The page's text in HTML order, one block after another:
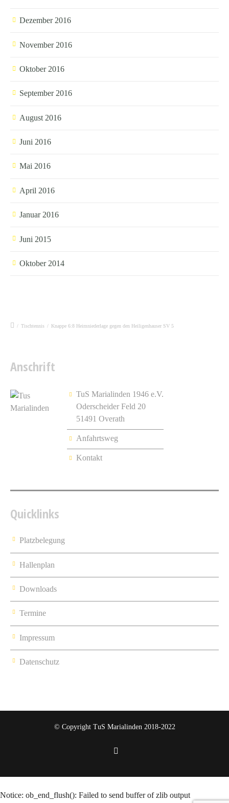
Dezember 2016
November 2016
Oktober 2016
September 2016
August 2016
Juni 2016
Mai 2016
April 2016
Januar 2016
Juni 2015
Oktober 2014
/ Tischtennis / Knappe 6:8 Heimniederlage gegen den Heiligenhauser SV 5
Anschrift
TuS Marialinden 1946 e.V.
Oderscheider Feld 20
51491 Overath
Anfahrtsweg
Kontakt
Quicklinks
Platzbelegung
Hallenplan
Downloads
Termine
Impressum
Datenschutz
© Copyright TuS Marialinden 2018-2022
Notice: ob_end_flush(): Failed to send buffer of zlib output